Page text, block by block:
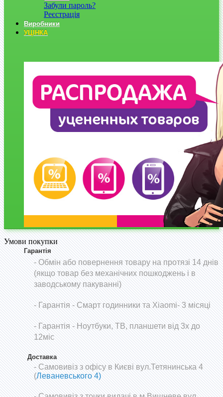
Забули пароль?
Реєстрація
Виробники
УЦІНКА
Умови покупки
Гарантія
- Обмін або повернення товару на протязі 14 днів
(якщо товар без механічних пошкоджень і в
заводському пакуванні)
-Гарантія - Смарт годинники та Xiaomi- 3 місяці
- Гарантія - Ноутбуки, ТВ, планшети від 3х до
12міс
Доставка
- Самовивіз з офісу в Києві вул.Тетянинська 4
(Леваневського 4)